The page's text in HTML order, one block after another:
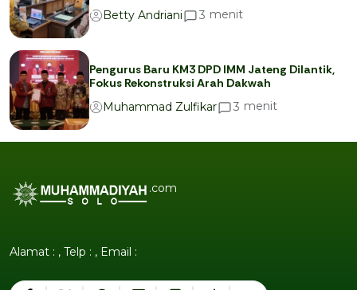
Betty Andriani
3 menit
Pengurus Baru KM3 DPD IMM Jateng Dilantik,
Fokus Rekonstruksi Arah Dakwah
Muhammad Zulfikar
3 menit
.com
Alamat : , Telp : , Email :